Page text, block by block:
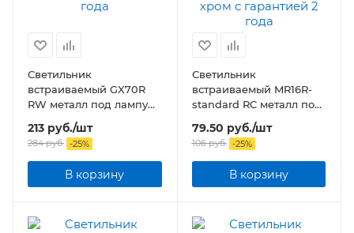
Светильник
встраиваемый GX70R
RW металл под лампу
GX70 230В белый
213 руб./шт
284руб. -25%
В корзину
Светильник
встраиваемый MR16R-
standard RC металл под
лампу JCDR GU5.3
12/230В хром
79.50 руб./шт
106руб. -25%
В корзину